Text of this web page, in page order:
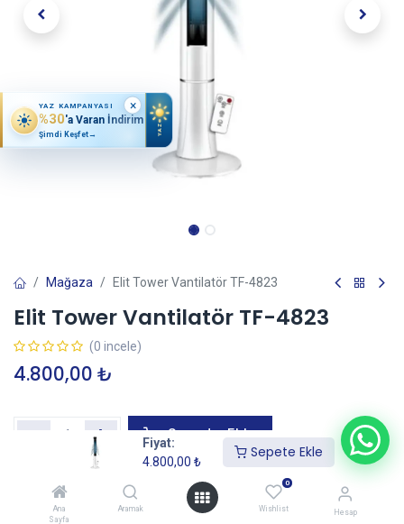
Fiyat:
4.800,00 ₺
Sepete Ekle
Ana
Sayfa
Aramak
0
Wishlist Hesap
Mağaza Elit Tower Vantilatör TF-4823
Elit Tower Vantilatör TF-4823
(0 incele)
4.800,00 ₺
Sepete Ekle
Garanti+ Uzatılmış Garanti Ekle İtibaren
YAZ KAMPANYASI
%30'a Varan İndirim
Şimdi Keşfet→ YAZ
×